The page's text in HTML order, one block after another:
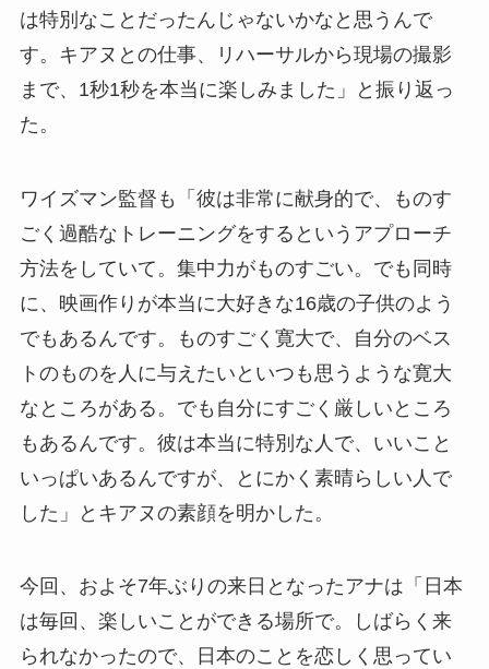
は特別なことだったんじゃないかなと思うんで
す。キアヌとの仕事、リハーサルから現場の撮影
まで、1秒1秒を本当に楽しみました」と振り返っ
た。
ワイズマン監督も「彼は非常に献身的で、ものす
ごく過酷なトレーニングをするというアプローチ
方法をしていて。集中力がものすごい。でも同時
に、映画作りが本当に大好きな16歳の子供のよう
でもあるんです。ものすごく寛大で、自分のベス
トのものを人に与えたいといつも思うような寛大
なところがある。でも自分にすごく厳しいところ
もあるんです。彼は本当に特別な人で、いいこと
いっぱいあるんですが、とにかく素晴らしい人で
した」とキアヌの素顔を明かした。
今回、およそ7年ぶりの来日となったアナは「日本
は毎回、楽しいことができる場所で。しばらく来
られなかったので、日本のことを恋しく思ってい